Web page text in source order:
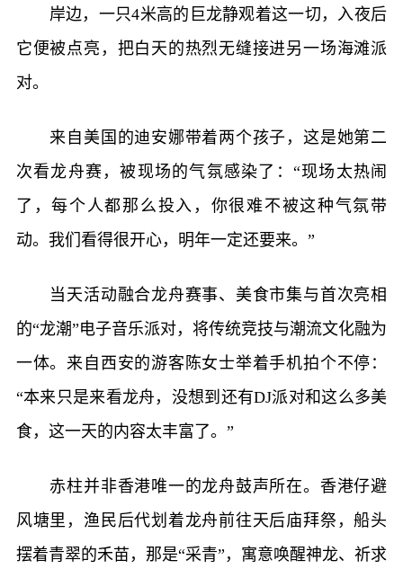
岸边，一只4米高的巨龙静观着这一切，入夜后
它便被点亮，把白天的热烈无缝接进另一场海滩派
对。
来自美国的迪安娜带着两个孩子，这是她第二
次看龙舟赛，被现场的气氛感染了：“现场太热闹
了，每个人都那么投入，你很难不被这种气氛带
动。我们看得很开心，明年一定还要来。”
当天活动融合龙舟赛事、美食市集与首次亮相
的“龙潮”电子音乐派对，将传统竞技与潮流文化融为
一体。来自西安的游客陈女士举着手机拍个不停：
“本来只是来看龙舟，没想到还有DJ派对和这么多美
食，这一天的内容太丰富了。”
赤柱并非香港唯一的龙舟鼓声所在。香港仔避
风塘里，渔民后代划着龙舟前往天后庙拜祭，船头
摆着青翠的禾苗，那是“采青”，寓意唤醒神龙、祈求